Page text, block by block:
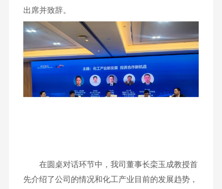
出席并致辞。
在圆桌对话环节中 ， 我司董事长栾玉成教授首
先介绍了公司的情况和化工产业目前的发展趋势，